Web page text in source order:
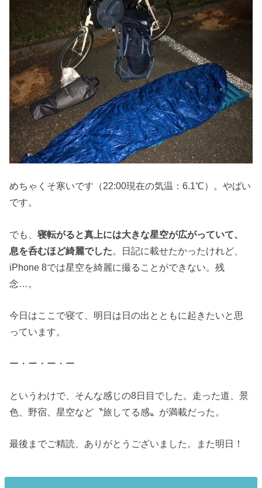
めちゃくそ寒いです（22:00現在の気温：6.1℃）。やばい
です。
でも、寝転がると真上には大きな星空が広がっていて、
息を呑むほど綺麗でした。日記に載せたかったけれど、
iPhone 8では星空を綺麗に撮ることができない。残
念…。
今日はここで寝て、明日は日の出とともに起きたいと思
っています。
ー・ー・ー・ー
というわけで、そんな感じの8日目でした。走った道、景
色、野宿、星空など〝旅してる感〟が満載だった。
最後までご精読、ありがとうございました。また明日！